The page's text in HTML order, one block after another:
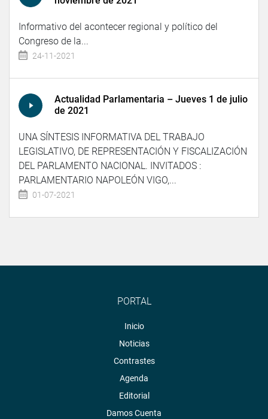
Informativo del acontecer regional y político del
Congreso de la...
24-11-2021
Actualidad Parlamentaria – Jueves 1 de julio
de 2021
UNA SÍNTESIS INFORMATIVA DEL TRABAJO
LEGISLATIVO, DE REPRESENTACIÓN Y FISCALIZACIÓN
DEL PARLAMENTO NACIONAL. INVITADOS :
PARLAMENTARIO NAPOLEÓN VIGO,...
01-07-2021
PORTAL
Inicio
Noticias
Contrastes
Agenda
Editorial
Damos Cuenta